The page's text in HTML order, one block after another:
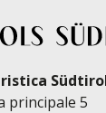
principale 5